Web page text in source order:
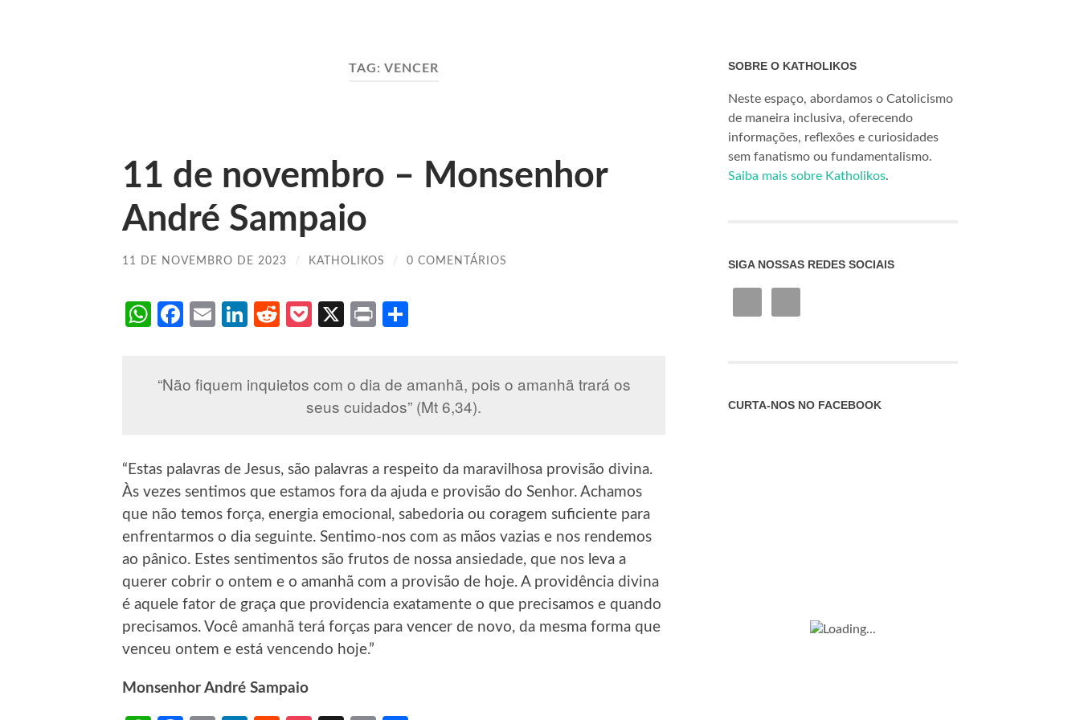
TAG: VENCER
11 de novembro – Monsenhor
André Sampaio
11 DE NOVEMBRO DE 2023 / KATHOLIKOS / 0 COMENTÁRIOS
WhatsApp
Facebook
EmailLinkedIn
RedditPocket
X Print
“Não fiquem inquietos com o dia de amanhã, pois o amanhã trará os
seus cuidados” (Mt 6,34).
“Estas palavras de Jesus, são palavras a respeito da maravilhosa provisão divina.
Às vezes sentimos que estamos fora da ajuda e provisão do Senhor. Achamos
que não temos força, energia emocional, sabedoria ou coragem suficiente para
enfrentarmos o dia seguinte. Sentimo-nos com as mãos vazias e nos rendemos
ao pânico. Estes sentimentos são frutos de nossa ansiedade, que nos leva a
querer cobrir o ontem e o amanhã com a provisão de hoje. A providência divina
é aquele fator de graça que providencia exatamente o que precisamos e quando
precisamos. Você amanhã terá forças para vencer de novo, da mesma forma que
venceu ontem e está vencendo hoje.”
Monsenhor André Sampaio
SOBRE O KATHOLIKOS
Neste espaço, abordamos o Catolicismo
de maneira inclusiva, oferecendo
informações, reflexões e curiosidades
sem fanatismo ou fundamentalismo.
Saiba mais sobre Katholikos.
SIGA NOSSAS REDES SOCIAIS
CURTA-NOS NO FACEBOOK